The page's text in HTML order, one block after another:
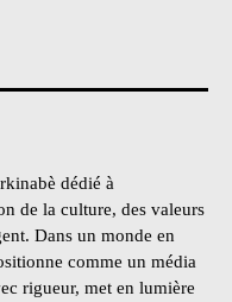
dédié à
de la culture, des valeurs
Dans un monde en
comme un média
rigueur, met en lumière